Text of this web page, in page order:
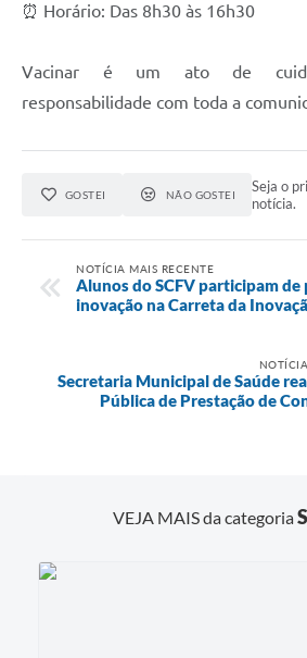
⏰ Horário: Das 8h30 às 16h30
Vacinar é um ato de
responsabilidade com toda a
GOSTEI NÃO GOSTEI
Seja o
notícia.
NOTÍCIA MAIS RECENTE
Alunos do SCFV participam
inovação na Carreta da
Secretaria Municipal de Saúde
Pública de Prestação de
VEJA MAIS da categoria